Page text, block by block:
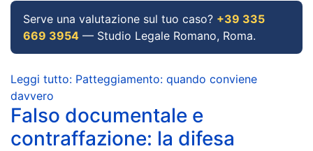
Serve una valutazione sul tuo caso? +39 335
669 3954 — Studio Legale Romano, Roma.
Leggi tutto: Patteggiamento: quando conviene
davvero
Falso documentale e
contraffazione: la difesa